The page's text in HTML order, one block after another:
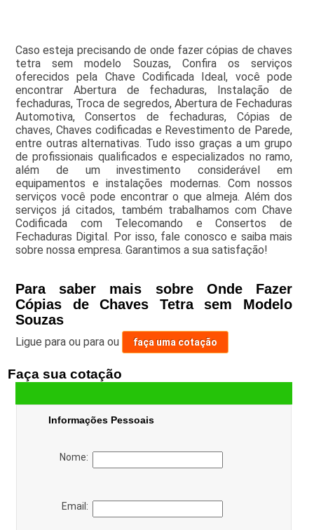
Caso esteja precisando de onde fazer cópias de chaves
tetra sem modelo Souzas, Confira os serviços
oferecidos pela Chave Codificada Ideal, você pode
encontrar Abertura de fechaduras, Instalação de
fechaduras, Troca de segredos, Abertura de Fechaduras
Automotiva, Consertos de fechaduras, Cópias de
chaves, Chaves codificadas e Revestimento de Parede,
entre outras alternativas. Tudo isso graças a um grupo
de profissionais qualificados e especializados no ramo,
além de um investimento considerável em
equipamentos e instalações modernas. Com nossos
serviços você pode encontrar o que almeja. Além dos
serviços já citados, também trabalhamos com Chave
Codificada com Telecomando e Consertos de
Fechaduras Digital. Por isso, fale conosco e saiba mais
sobre nossa empresa. Garantimos a sua satisfação!
Para saber mais sobre Onde Fazer
Cópias de Chaves Tetra sem Modelo
Souzas
Ligue para ou para ou faça uma cotação
Faça sua cotação
Informações Pessoais
Nome:
Email: